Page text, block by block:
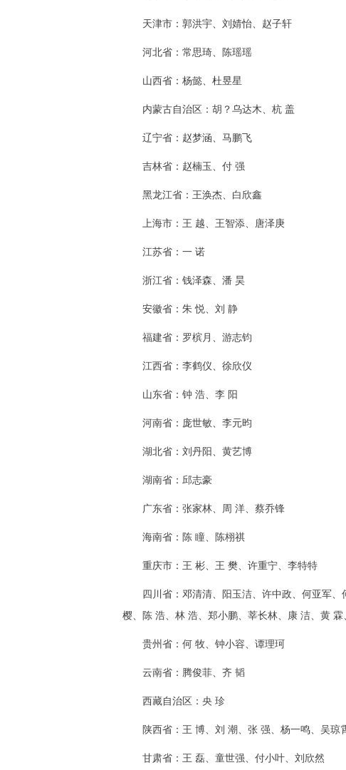
天津市：郭洪宇、刘婧怡、赵子轩
河北省：常思琦、陈瑶瑶
山西省：杨懿、杜昱星
内蒙古自治区：胡？乌达木、杭 盖
辽宁省：赵梦涵、马鹏飞
吉林省：赵楠玉、付 强
黑龙江省：王涣杰、白欣鑫
上海市：王 越、王智添、唐泽庚
江苏省：一 诺
浙江省：钱泽森、潘 昊
安徽省：朱 悦、刘 静
福建省：罗槟月、游志钧
江西省：李鹤仪、徐欣仪
山东省：钟 浩、李 阳
河南省：庞世敏、李元昀
湖北省：刘丹阳、黄艺博
湖南省：邱志豪
广东省：张家林、周 洋、蔡乔锋
海南省：陈 瞳、陈栩祺
重庆市：王 彬、王 樊、许重宁、李特特
四川省：邓清清、阳玉洁、许中政、何亚军、
樱、陈 浩、林 浩、郑小鹏、莘长林、康 洁、黄
贵州省：何 牧、钟小容、谭理珂
云南省：腾俊菲、齐 韬
西藏自治区：央 珍
陕西省：王 博、刘 潮、张 强、杨一鸣、吴琼
甘肃省：王 磊、童世强、付小叶、刘欣然